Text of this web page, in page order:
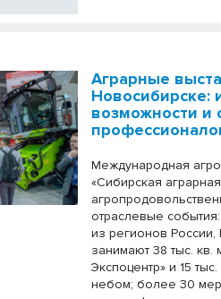
Аграрные
Новосибирске:
возможности и
Международная
«Сибирская
отраслевые
из регионов России,
занимают 38 тыс.
Экспоцентр» и 15
небом; более 30